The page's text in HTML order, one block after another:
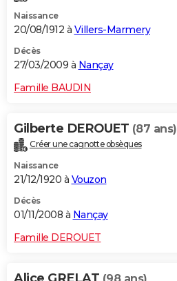
Naissance
20/08/1912 à Villers-Marmery
Décès
27/03/2009 à Nançay
Famille BAUDIN
Gilberte DEROUET (87 ans)
Créer une cagnotte obsèques
Naissance
21/12/1920 à Vouzon
Décès
01/11/2008 à Nançay
Famille DEROUET